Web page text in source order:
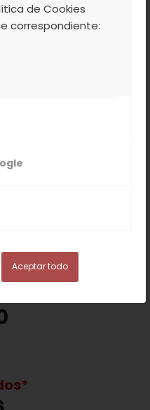
de Cookies
correspondiente:
Aceptar todo
Total